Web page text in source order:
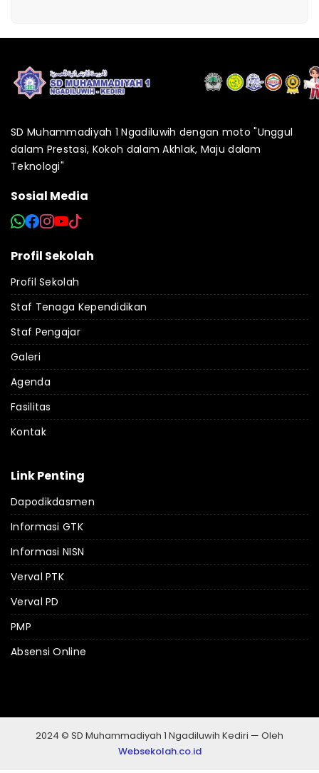
SD Muhammadiyah 1 Ngadiluwih dengan moto "Unggul
dalam Prestasi, Kokoh dalam Akhlak, Maju dalam
Teknologi"
Sosial Media
Profil Sekolah
Profil Sekolah
Staf Tenaga Kependidikan
Staf Pengajar
Galeri
Agenda
Fasilitas
Kontak
Link Penting
Dapodikdasmen
Informasi GTK
Informasi NISN
Verval PTK
Verval PD
PMP
Absensi Online
2024 © SD Muhammadiyah 1 Ngadiluwih Kediri — Oleh
Websekolah.co.id